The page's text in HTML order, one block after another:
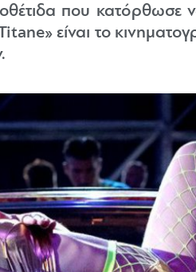
που κατόρθωσε
είναι το